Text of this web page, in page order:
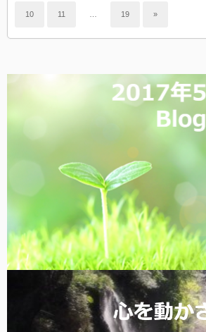
10 11 19 »